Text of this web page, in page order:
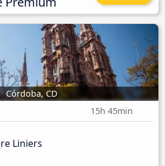
Córdoba, CD
15h 45min
Liniers